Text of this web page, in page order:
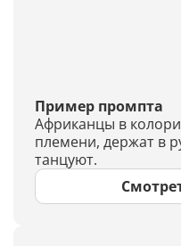
Пример промпта
Африканцы в
племени, держат в
танцуют.